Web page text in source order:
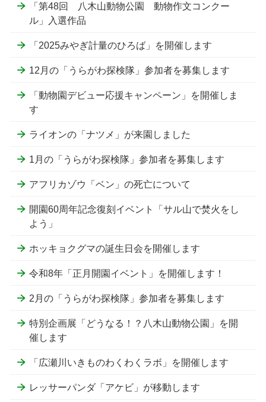
「第48回 八木山動物公園 動物作文コンクー
ル」入選作品
「2025みやぎ計量のひろば」を開催します
12月の「うらがわ探検隊」参加者を募集します
「動物園デビュー応援キャンペーン」を開催しま
す
ライオンの「ナツメ」が来園しました
1月の「うらがわ探検隊」参加者を募集します
アフリカゾウ「ベン」の死亡について
開園60周年記念復刻イベント「サル山で焚火をし
よう」
ホッキョクグマの誕生日会を開催します
令和8年「正月開園イベント」を開催します！
2月の「うらがわ探検隊」参加者を募集します
特別企画展「どうなる！？八木山動物公園」を開
催します
「広瀬川いきものわくわくラボ」を開催します
レッサーパンダ「アケビ」が移動します